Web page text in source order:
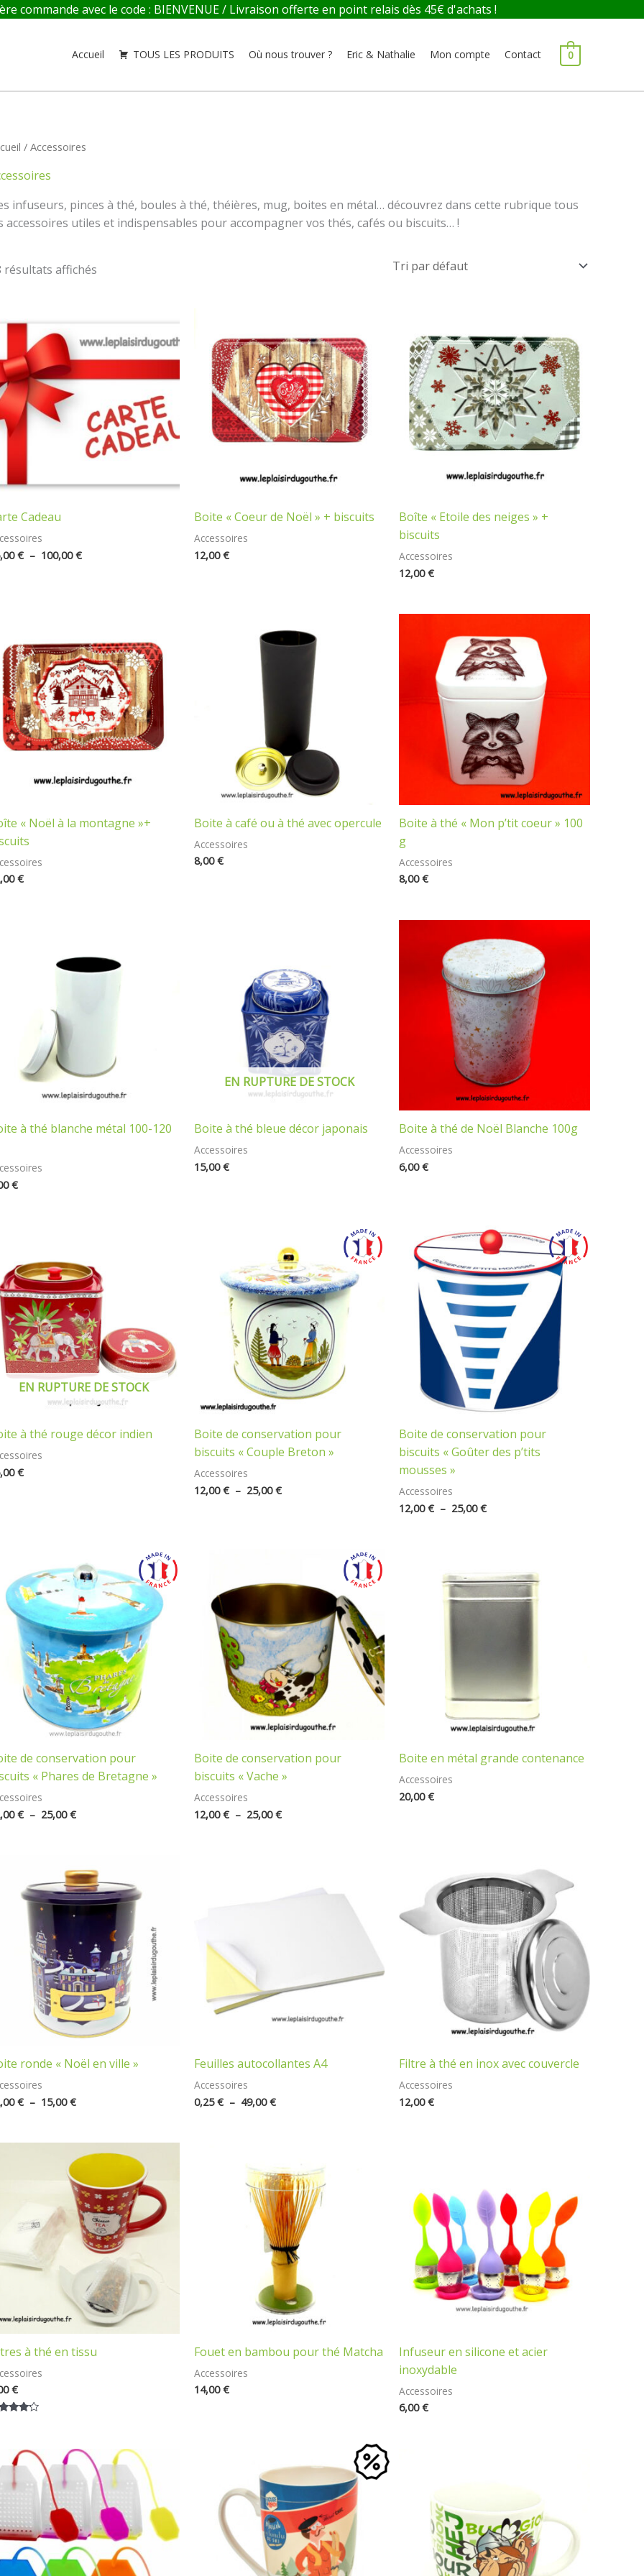
commande avec le code : BIENVENUE / Livraison offerte en point relais dès 45€ d'achats !
Accueil TOUS LES PRODUITS Où nous trouver ? Eric & Nathalie Mon compte Contact 0
/ Accessoires
infuseurs, pinces à thé, boules à thé, théières, mug, boites en métal… découvrez dans cette rubrique tous
accessoires utiles et indispensables pour accompagner vos thés, cafés ou biscuits… !
résultats affichés
Cadeau
€ – 100,00€
de
prix :
25,00 €
à
100,00 €
Boite « Coeur de Noël » + biscuits
Accessoires
12,00€
Boîte « Etoile des neiges » +
biscuits
Accessoires
12,00€
« Noël à la montagne »+
€
Boite à café ou à thé avec opercule
Accessoires
8,00€
Boite à thé « Mon p’tit coeur » 100
g
Accessoires
8,00€
à thé blanche métal 100-120
€
EN RUPTURE DE STOCK
Boite à thé bleue décor japonais
Accessoires
15,00€
Boite à thé de Noël Blanche 100g
Accessoires
6,00€
EN RUPTURE DE STOCK
à thé rouge décor indien
€
Boite de conservation pour
biscuits « Couple Breton »
Accessoires
12,00€ – 25,00€
de
prix :
12,00 €
à
25,00 €
Boite de conservation pour
biscuits « Goûter des p’tits
mousses »
Accessoires
12,00€ – 25,00€
Plage
de
prix :
12,00 €
à
25,00 €
de conservation pour
« Phares de Bretagne »
€ – 25,00€
de
prix :
12,00 €
à
25,00 €
Boite de conservation pour
biscuits « Vache »
Accessoires
12,00€ – 25,00€
prix :
12,00 €
25,00 €
Boite en métal grande contenance
Accessoires
20,00€
ronde « Noël en ville »
€ – 15,00€
de
prix :
12,00 €
Feuilles autocollantes A4
Accessoires
0,25€ – 49,00€
0,25 €
Filtre à thé en inox avec couvercle
Accessoires
12,00€
à thé en tissu
€
Fouet en bambou pour thé Matcha
Accessoires
14,00€
Infuseur en silicone et acier
inoxydable
Accessoires
6,00€
était :
8,90 €.
prix
actuel
est :
7,00 €.